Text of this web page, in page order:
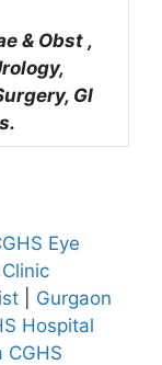
& Obst ,
GI
Eye
Gurgaon
Hospital
CGHS